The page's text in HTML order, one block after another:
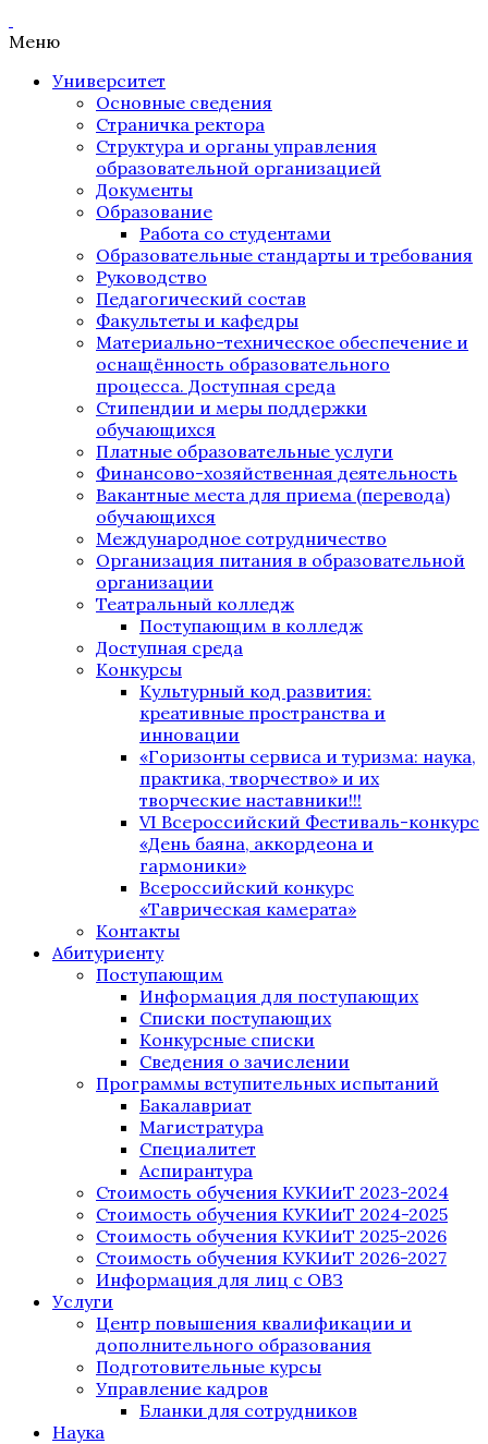
Меню
Университет
Основные сведения
Страничка ректора
Структура и органы управления
образовательной организацией
Документы
Образование
Работа со студентами
Образовательные стандарты и требования
Руководство
Педагогический состав
Факультеты и кафедры
Материально-техническое обеспечение и
оснащённость образовательного
процесса. Доступная среда
Стипендии и меры поддержки
обучающихся
Платные образовательные услуги
Финансово-хозяйственная деятельность
Вакантные места для приема (перевода)
обучающихся
Международное сотрудничество
Организация питания в образовательной
организации
Театральный колледж
Поступающим в колледж
Доступная среда
Конкурсы
Культурный код развития:
креативные пространства и
инновации
«Горизонты сервиса и туризма: наука,
практика, творчество» и их
творческие наставники!!!
VI Всероссийский Фестиваль-конкурс
«День баяна, аккордеона и
гармоники»
Всероссийский конкурс
«Таврическая камерата»
Контакты
Абитуриенту
Поступающим
Информация для поступающих
Списки поступающих
Конкурсные списки
Сведения о зачислении
Программы вступительных испытаний
Бакалавриат
Магистратура
Специалитет
Аспирантура
Стоимость обучения КУКИиТ 2023-2024
Стоимость обучения КУКИиТ 2024-2025
Стоимость обучения КУКИиТ 2025-2026
Стоимость обучения КУКИиТ 2026-2027
Информация для лиц с ОВЗ
Услуги
Центр повышения квалификации и
дополнительного образования
Подготовительные курсы
Управление кадров
Бланки для сотрудников
Наука